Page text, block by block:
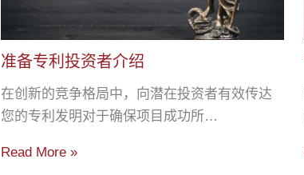
准备专利投资者介绍
在创新的竞争格局中，向潜在投资者有效传达
您的专利发明对于确保项目成功所…
Read More »